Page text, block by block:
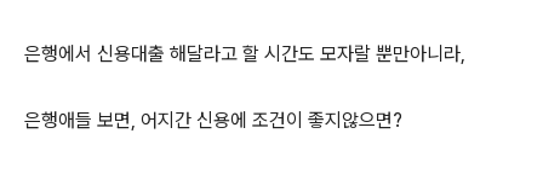
은행에서 신용대출 해달라고 할 시간도 모자랄 뿐만아니라,
은행애들 보면, 어지간 신용에 조건이 좋지않으면?